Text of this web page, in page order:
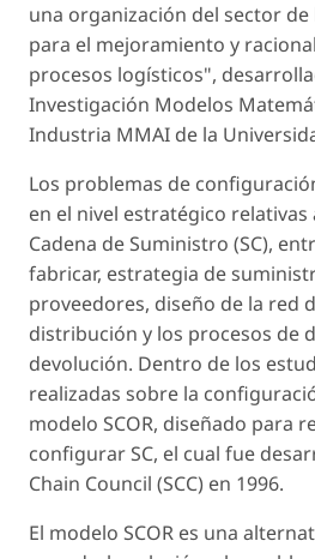
una organización del sector
para el mejoramiento y
procesos logísticos",
Investigación Modelos
Industria MMAI de la
Los problemas de
en el nivel estratégico relativas
Cadena de Suministro (SC),
fabricar, estrategia de
proveedores, diseño de la red
distribución y los procesos de
devolución. Dentro de los
realizadas sobre la
modelo SCOR, diseñado para
configurar SC, el cual fue
Chain Council (SCC) en 1996.
El modelo SCOR es una